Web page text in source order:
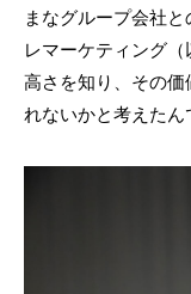
まなグループ会社
レマーケティング
高さを知り、その
れないかと考えたん